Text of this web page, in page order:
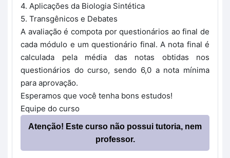
4. Aplicações da Biologia Sintética
5. Transgênicos e Debates
A avaliação é compota por questionários ao final de
cada módulo e um questionário final. A nota final é
calculada pela média das notas obtidas nos
questionários do curso, sendo 6,0 a nota mínima
para aprovação.
Esperamos que você tenha bons estudos!
Equipe do curso
Atenção! Este curso não possui tutoria, nem
professor.